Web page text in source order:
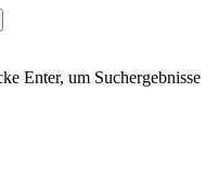
Enter, um Suchergebnisse